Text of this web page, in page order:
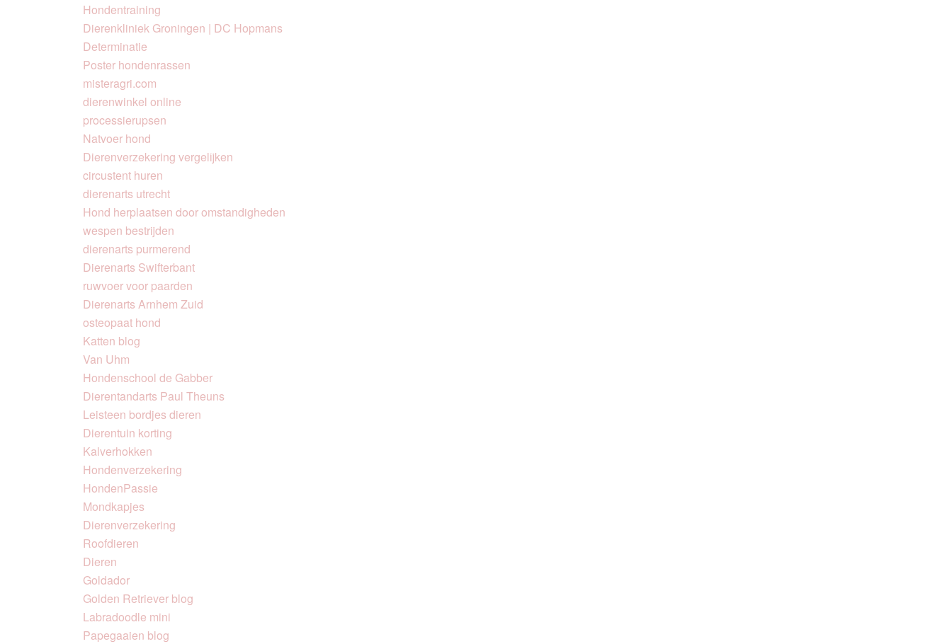
Hondentraining
Dierenkliniek Groningen | DC Hopmans
Determinatie
Poster hondenrassen
misteragri.com
dierenwinkel online
processierupsen
Natvoer hond
Dierenverzekering vergelijken
circustent huren
dierenarts utrecht
Hond herplaatsen door omstandigheden
wespen bestrijden
dierenarts purmerend
Dierenarts Swifterbant
ruwvoer voor paarden
Dierenarts Arnhem Zuid
osteopaat hond
Katten blog
Van Uhm
Hondenschool de Gabber
Dierentandarts Paul Theuns
Leisteen bordjes dieren
Dierentuin korting
Kalverhokken
Hondenverzekering
HondenPassie
Mondkapjes
Dierenverzekering
Roofdieren
Dieren
Goldador
Golden Retriever blog
Labradoodle mini
Papegaaien blog